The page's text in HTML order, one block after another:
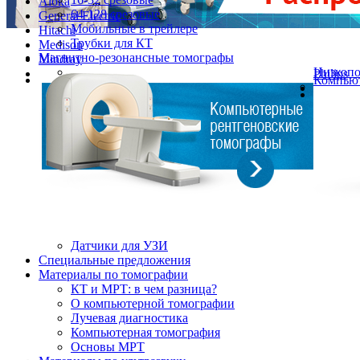
General Electric
Hitachi
Medison
Mindray
Philips
64-128 срезовые
Мобильные в трейлере
Трубки для КТ
Магнитно-резонансные томографы
Датчики для УЗИ
Cпециальные предложения
Материалы по томографии
КТ и МРТ: в чем разница?
О компьютерной томографии
Лучевая диагностика
Компьютерная томография
Основы МРТ